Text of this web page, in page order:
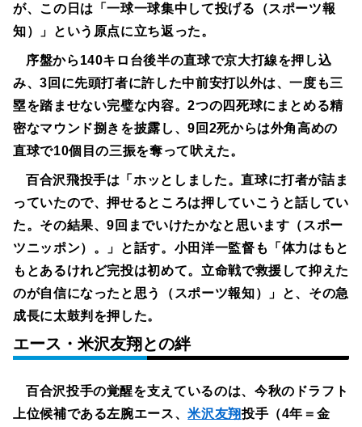
が、この日は「一球一球集中して投げる（スポーツ報
知）」という原点に立ち返った。
序盤から140キロ台後半の直球で京大打線を押し込
み、3回に先頭打者に許した中前安打以外は、一度も三
塁を踏ませない完璧な内容。2つの四死球にまとめる精
密なマウンド捌きを披露し、9回2死からは外角高めの
直球で10個目の三振を奪って吠えた。
百合沢飛投手は「ホッとしました。直球に打者が詰ま
っていたので、押せるところは押していこうと話してい
た。その結果、9回までいけたかなと思います（スポー
ツニッポン）。」と話す。小田洋一監督も「体力はもと
もとあるけれど完投は初めて。立命戦で救援して抑えた
のが自信になったと思う（スポーツ報知）」と、その急
成長に太鼓判を押した。
エース・米沢友翔との絆
百合沢投手の覚醒を支えているのは、今秋のドラフト
上位候補である左腕エース、米沢友翔投手（4年＝金